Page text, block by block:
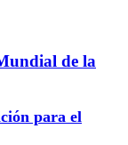
de la
para el